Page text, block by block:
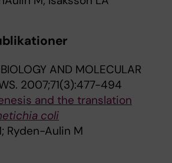
AND MOLECULAR
2007;71(3):477-494
and the translation
coli
Ryden-Aulin M